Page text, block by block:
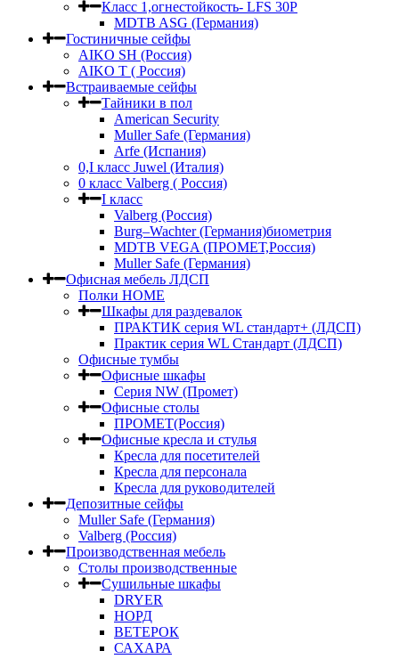
Класс 1,огнестойкость- LFS 30P
MDTB ASG (Германия)
Гостиничные сейфы
AIKO SH (Россия)
AIKO Т ( Россия)
Встраиваемые сейфы
Тайники в пол
American Security
Muller Safe (Германия)
Arfe (Испания)
0,I класс Juwel (Италия)
0 класс Valberg ( Россия)
I класс
Valberg (Россия)
Burg–Wachter (Германия)биометрия
MDTB VEGA (ПРОМЕТ,Россия)
Muller Safe (Германия)
Офисная мебель ЛДСП
Полки HOME
Шкафы для раздевалок
ПРАКТИК серия WL стандарт+ (ЛДСП)
Практик серия WL Стандарт (ЛДСП)
Офисные тумбы
Офисные шкафы
Серия NW (Промет)
Офисные столы
ПРОМЕТ(Россия)
Офисные кресла и стулья
Кресла для посетителей
Кресла для персонала
Кресла для руководителей
Депозитные сейфы
Muller Safe (Германия)
Valberg (Россия)
Производственная мебель
Столы производственные
Сушильные шкафы
DRYER
НОРД
ВЕТЕРОК
САХАРА